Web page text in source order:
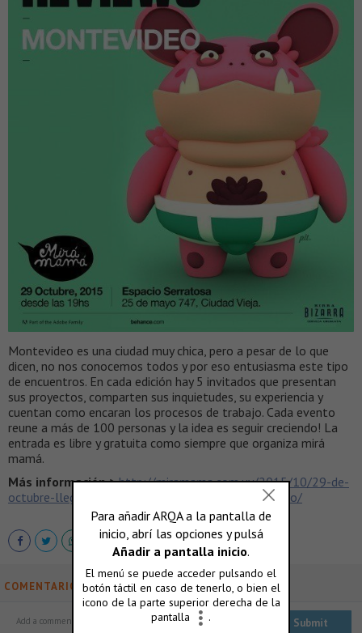
Montevideo es una ciudad muy chica, pero a pesar de lo que
dicen, no nos conocemos todos y por eso entusiasma este tipo
de encuentros. En cada edición hay 5 invitados que presentan
sus proyectos, comparten sus inquietudes, su experiencia y
cuentan como encaran los procesos de trabajo. Cada evento
reune a más de 100 personas y la idea es seguir creciendo! La
entrada es libre y gratuita como siempre que organiza mirá
mamá.
Más información > http://miramama.com.uy/2015/10/29-de-
octubre-llega-behance-portfolio-review-montevideo/
COMENTARIOS